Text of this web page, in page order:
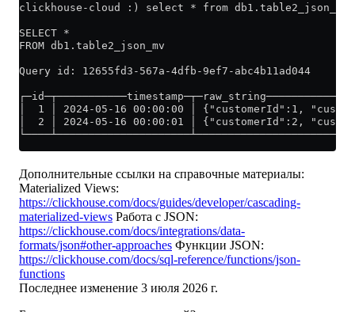
clickhouse-cloud :) select * from db1.table2_json_mv;
SELECT *
FROM db1.table2_json_mv
Query id: 12655fd3-567a-4dfb-9ef7-abc4b11ad044
│  1 │ 2024-05-16 00:00:00 │ {"customerId":1,
│  2 │ 2024-05-16 00:00:01 │ {"customerId":2,
Дополнительные ссылки на справочные материалы:
Materialized Views:
https://clickhouse.com/docs/guides/developer/cascading-
materialized-views Работа с JSON:
https://clickhouse.com/docs/integrations/data-
formats/json#other-approaches Функции JSON:
https://clickhouse.com/docs/sql-reference/functions/json-
functions
Последнее изменение 3 июля 2026 г.